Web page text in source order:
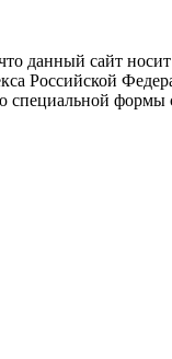
данный сайт
Российской
формы